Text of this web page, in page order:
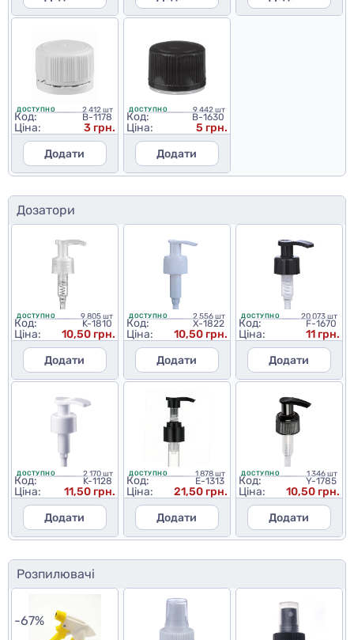
ДОСТУПНО 2 412 шт
Код: B-1178
Ціна:
3 грн.
Додати
ДОСТУПНО 9 442 шт
Код: B-1630
Ціна:
5 грн.
Додати
Дозатори
ДОСТУПНО 9 805 шт
Код: K-1810
Ціна:
10,50 грн.
Додати
ДОСТУПНО 2 556 шт
Код: X-1822
Ціна:
10,50 грн.
Додати
ДОСТУПНО 20 073 шт
Код: F-1670
Ціна:
11 грн.
Додати
ДОСТУПНО 2 170 шт
Код: K-1128
Ціна:
11,50 грн.
Додати
ДОСТУПНО 1 878 шт
Код: E-1313
Ціна:
21,50 грн.
Додати
ДОСТУПНО 1 346 шт
Код: Y-1785
Ціна:
10,50 грн.
Додати
Розпилювачі
-67%